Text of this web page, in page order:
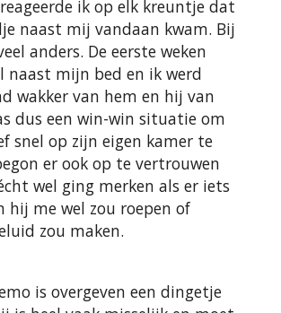
ik op elk kreuntje dat
naast mij vandaan kwam. Bij
anders. De eerste weken
naast mijn bed en ik werd
wakker van hem en hij van
dus een win-win situatie om
snel op zijn eigen kamer te
er ook op te vertrouwen
wel ging merken als er iets
hij me wel zou roepen of
zou maken.
is overgeven een dingetje